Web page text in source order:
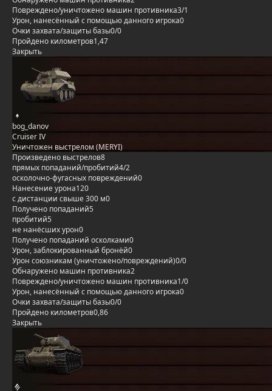
Повреждено/уничтожено машин противника3/1
Урон, нанесённый с помощью данного игрока0
Очки захвата/защиты базы0/0
Пройдено километров1,47
Закрыть
bog_danov
Cruiser IV
Уничтожен выстрелом (MERYI)
Произведено выстрелов8
прямых попаданий/пробитий4/2
осколочно-фугасных повреждений0
Нанесение урона120
с дистанции свыше 300 м0
Получено попаданий5
пробитий5
не нанёсших урон0
Получено попаданий осколками0
Урон, заблокированный бронёй0
Урон союзникам (уничтожено/повреждений)0/0
Обнаружено машин противника2
Повреждено/уничтожено машин противника1/0
Урон, нанесённый с помощью данного игрока0
Очки захвата/защиты базы0/0
Пройдено километров0,86
Закрыть